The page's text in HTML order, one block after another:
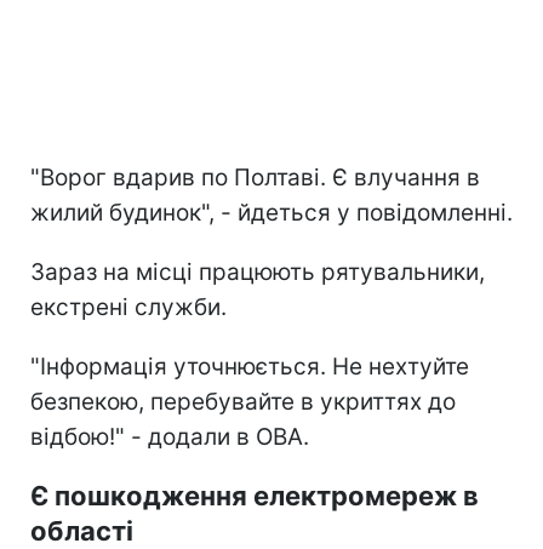
"Ворог вдарив по Полтаві. Є влучання в
жилий будинок", - йдеться у повідомленні.
Зараз на місці працюють рятувальники,
екстрені служби.
"Інформація уточнюється. Не нехтуйте
безпекою, перебувайте в укриттях до
відбою!" - додали в ОВА.
Є пошкодження електромереж в
області